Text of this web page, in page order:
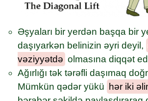
Əşyaları bir yerdən başqa bir
daşıyarkən belinizin əyri deyil,
vəziyyətdə olmasına diqqət
Ağırlığı tək tərəfli daşımaq
Mümkün qədər yükü
hər iki